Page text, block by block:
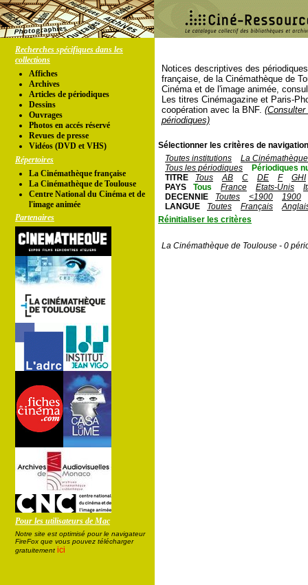
Recherches spécifiques dans les
collections
Affiches
Archives
Articles de périodiques
Dessins
Ouvrages
Photos en accés réservé
Revues de presse
Vidéos (DVD et VHS)
Répertoires
La Cinémathèque française
La Cinémathèque de Toulouse
Centre National du Cinéma et de
l'image animée
Partenaires
Pour les utilisateurs de Mac
Notre site est optimisé pour le navigateur
FireFox que vous pouvez télécharger
gratuitement ici
Notices descriptives des
française, de la Cinémathèque de
Cinéma et de l'image animée,
Les titres Cinémagazine et Paris-
coopération avec la BNF.
périodiques)
Sélectionner les critères de
Toutes institutions
La
Tous les périodiques
Périodiques
TITRE
Tous AB C DE F
GHI
PAYS
Tous France Etats-Unis
DECENNIE
Toutes <1900
1900
LANGUE
Toutes Français
Réinitialiser les critères
La Cinémathèque de Toulouse - 0